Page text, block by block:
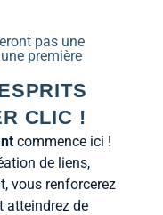
pas une
première
CLIC !
commence ici !
de liens,
vous renforcerez
atteindrez de